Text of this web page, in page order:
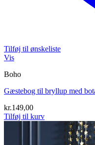
Tilføj til ønskeliste
Vis
Boho
Gæstebog til bryllup med
kr.149,00
Tilføj til kurv